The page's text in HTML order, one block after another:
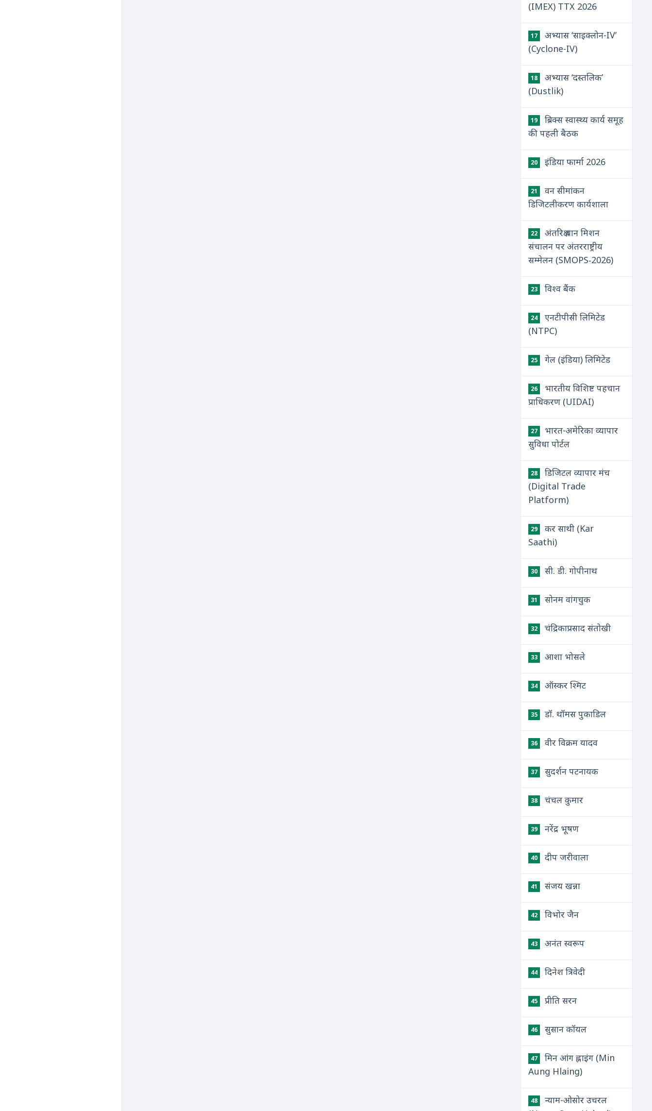
(IMEX) TTX 2026
17
अभ्यास ‘साइक्लोन-IV’
(Cyclone-IV)
18
अभ्यास ‘दस्तलिक’
(Dustlik)
19
ब्रिक्स स्वास्थ्य कार्य समूह
की पहली बैठक
20 इंडिया फार्मा 2026
21
वन सीमांकन
डिजिटलीकरण कार्यशाला
22
अंतरिक्ष यान मिशन
संचालन पर अंतरराष्ट्रीय
सम्मेलन (SMOPS‑2026)
23 विश्व बैंक
24
एनटीपीसी लिमिटेड
(NTPC)
25 गेल (इंडिया) लिमिटेड
26
भारतीय विशिष्ट पहचान
प्राधिकरण (UIDAI)
27
भारत-अमेरिका व्यापार
सुविधा पोर्टल
28
डिजिटल व्यापार मंच
(Digital Trade
Platform)
29
कर साथी (Kar
Saathi)
30 सी. डी. गोपीनाथ
31 सोनम वांगचुक
32 चंद्रिकाप्रसाद संतोखी
33 आशा भोसले
34 ऑस्कर श्मिट
35 डॉ. थॉमस पुकाडिल
36 वीर विक्रम यादव
37 सुदर्शन पटनायक
38 चंचल कुमार
39 नरेंद्र भूषण
40 दीप जरीवाला
41 संजय खन्ना
42 विभोर जैन
43 अनंत स्वरूप
44 दिनेश त्रिवेदी
45 प्रीति सरन
46 सुसान कॉयल
47
मिन आंग ह्लाइंग (Min
Aung Hlaing)
48
न्याम-ओसोर उचरल